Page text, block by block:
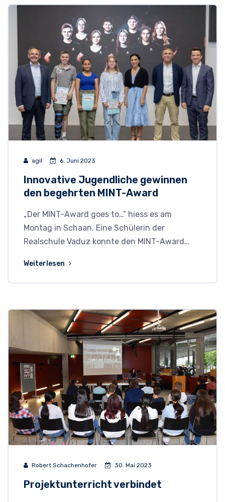
agil 6. Juni 2023
Innovative Jugendliche gewinnen
den begehrten MINT-Award
„Der MINT-Award goes to…“ hiess es am
Montag in Schaan. Eine Schülerin der
Realschule Vaduz konnte den MINT-Award…
Weiterlesen
Robert Schachenhofer 30. Mai 2023
Projektunterricht verbindet